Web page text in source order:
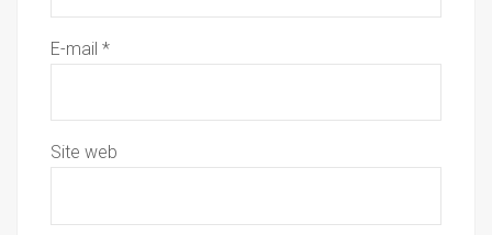
E-mail *
Site web